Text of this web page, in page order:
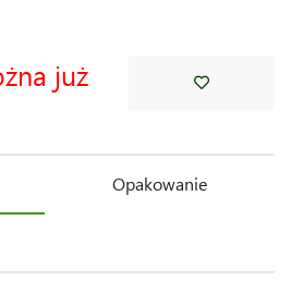
już
Opakowanie